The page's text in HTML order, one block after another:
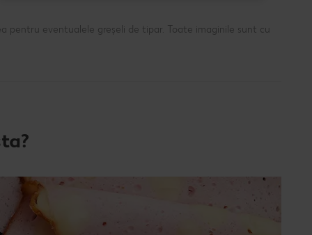
pentru eventualele greșeli de tipar. Toate imaginile sunt cu